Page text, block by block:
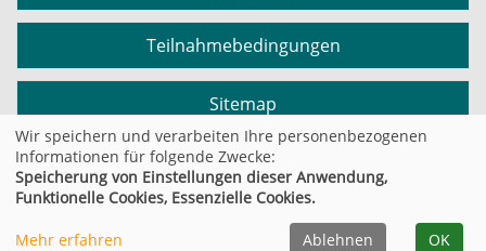
Teilnahmebedingungen
Sitemap
Datenschutzerklärung
Cookie Einstellungen
Wir speichern und verarbeiten Ihre personenbezogenen
Informationen für folgende Zwecke:
Speicherung von Einstellungen dieser Anwendung,
Funktionelle Cookies, Essenzielle Cookies.
Mehr erfahren Ablehnen OK